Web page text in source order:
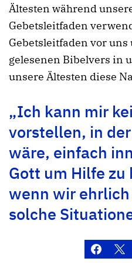
Ältesten während
Gebetsleitfaden
Gebetsleitfaden vor
gelesenen Bibelvers in
unsere Ältesten diese
„Ich kann mir
vorstellen, in
wäre, einfach
Gott um Hilfe zu
wenn wir
solche